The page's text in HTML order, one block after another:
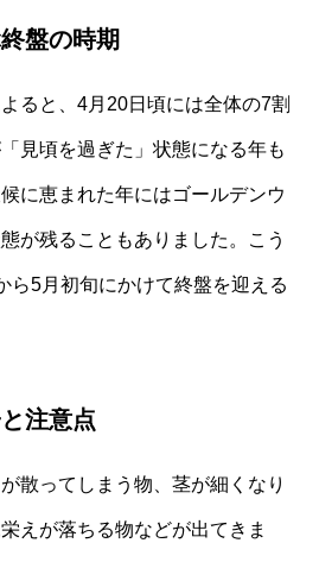
盤の時期
ると、4月20日頃には全体の7割
見頃を過ぎた」状態になる年も
に恵まれた年にはゴールデンウ
が残ることもありました。こう
ら5月初旬にかけて終盤を迎える
注意点
散ってしまう物、茎が細くなり
えが落ちる物などが出てきま